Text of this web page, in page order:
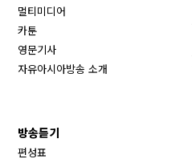
멀티미디어
카툰
영문기사
자유아시아방송 소개
방송듣기
편성표